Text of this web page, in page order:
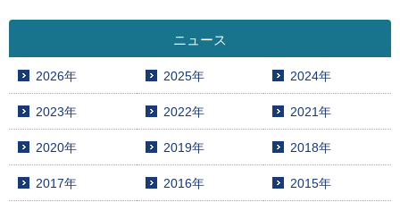
ニュース
2026年 2025年 2024年
2023年 2022年 2021年
2020年 2019年 2018年
2017年 2016年 2015年